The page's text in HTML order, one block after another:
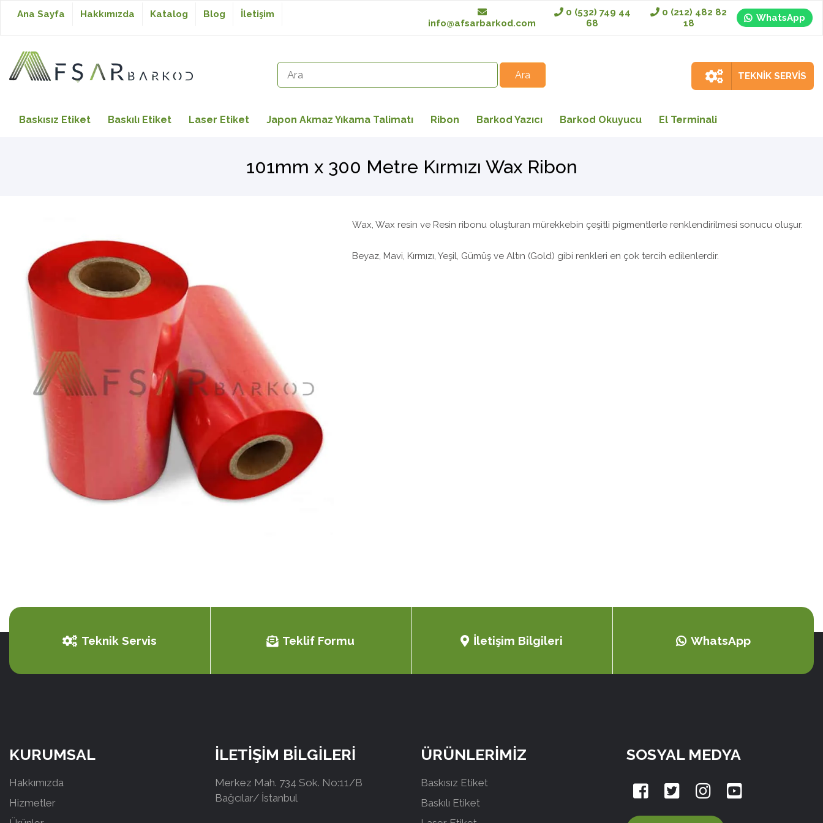
Baskısız Etiket
Japon Akmaz Yıkama
Talimatı
Barkod Yazıcı
Barkod Okuyucu
El Terminali
Ana Sayfa Hakkımızda Katalog Blog
İletişim
info@afsarbarkod.com
0 (532) 749 44
68
0 (212) 482 82
18
WhatsApp
TEKNİK SERVİS
Baskısız Etiket Baskılı Etiket Laser Etiket Japon Akmaz Yıkama Talimatı Ribon Barkod Yazıcı Barkod Okuyucu El Terminali
101mm x 300 Metre Kırmızı Wax Ribon
Wax, Wax resin ve Resin ribonu oluşturan mürekkebin çeşitli pigmentlerle renklendirilmesi sonucu oluşur.
Beyaz, Mavi, Kırmızı, Yeşil, Gümüş ve Altın (Gold) gibi renkleri en çok tercih edilenlerdir.
Teknik Servis Teklif Formu İletişim Bilgileri WhatsApp
KURUMSAL
Hakkımızda
Hizmetler
İLETİŞİM BİLGİLERİ
Merkez Mah. 734 Sok. No:11/B
Bağcılar/ İstanbul
ÜRÜNLERİMİZ
Baskısız Etiket
Baskılı Etiket
SOSYAL MEDYA